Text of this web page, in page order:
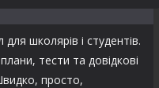
школярів і студентів.
тести та довідкові
просто,